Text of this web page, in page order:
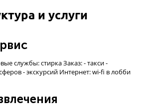
и услуги
службы: стирка Заказ: - такси -
- экскурсий Интернет: wi-fi в лобби